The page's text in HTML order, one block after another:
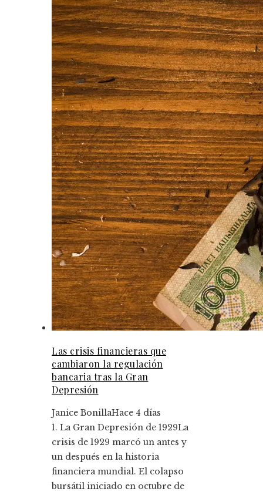
Las crisis financieras que
cambiaron la regulación
bancaria tras la Gran
Depresión
Janice BonillaHace 4 días
1. La Gran Depresión de 1929La
crisis de 1929 marcó un antes y
un después en la historia
financiera mundial. El colapso
bursátil iniciado en octubre de